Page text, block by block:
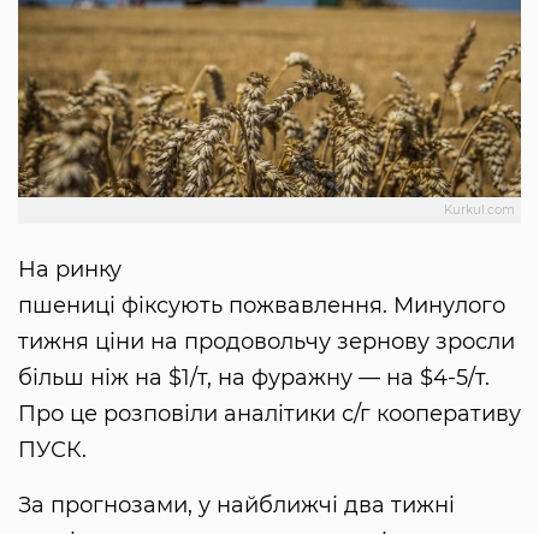
Kurkul.com
На ринку
пшениці фіксують пожвавлення. Минулого
тижня ціни на продовольчу зернову зросли
більш ніж на $1/т, на фуражну — на $4-5/т.
Про це розповіли аналітики с/г кооперативу
ПУСК.
За прогнозами, у найближчі два тижні